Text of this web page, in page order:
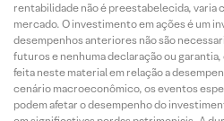
rentabilidade não é preestabelecida, varia
mercado. O investimento em ações é um
desempenhos anteriores não são
futuros e nenhuma declaração ou
feita neste material em relação a
cenário macroeconômico, os eventos
podem afetar o desempenho do